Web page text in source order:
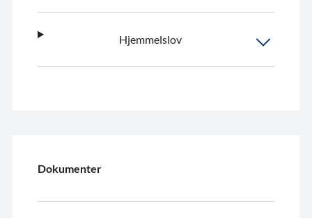
Hjemmelslov
Dokumenter